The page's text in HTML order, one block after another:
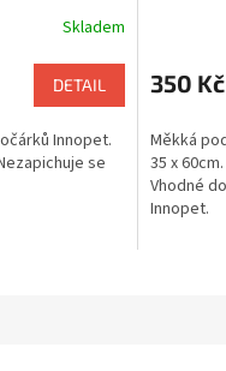
Skladem
DETAIL
Innopet.
se
350 Kč
Měkká
35 x
Vhodné
Innopet.